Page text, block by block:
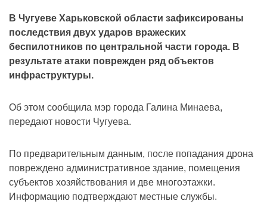
В Чугуеве Харьковской области зафиксированы
последствия двух ударов вражеских
беспилотников по центральной части города. В
результате атаки поврежден ряд объектов
инфраструктуры.
Об этом сообщила мэр города Галина Минаева,
передают новости Чугуева.
По предварительным данным, после попадания дрона
повреждено административное здание, помещения
субъектов хозяйствования и две многоэтажки.
Информацию подтверждают местные службы.